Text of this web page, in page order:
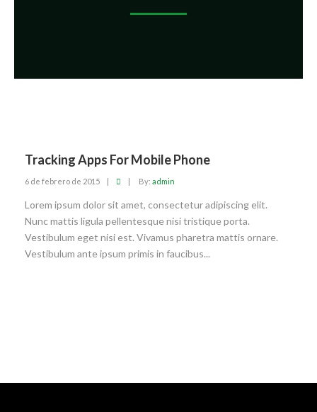
Tracking Apps For Mobile Phone
6 de febrero de 2015 | | By: admin
Lorem ipsum dolor sit amet, consectetur adipiscing elit.
Nunc mattis ligula pellentesque nisi tristique porta.
Vestibulum eget nisi est. Vivamus pharetra mattis ornare.
Vestibulum ante ipsum primis in faucibus...